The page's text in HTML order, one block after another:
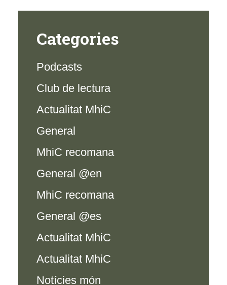
Categories
Podcasts
Club de lectura
Actualitat MhiC
General
MhiC recomana
General @en
MhiC recomana
General @es
Actualitat MhiC
Actualitat MhiC
Notícies món